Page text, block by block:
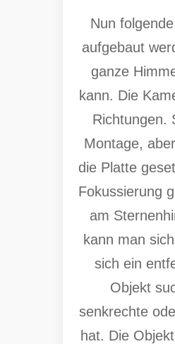
Nun
aufgebaut
ganze
kann. Die
Richtungen.
Montage,
die Platte
Fokussierung
am
kann man
sich ein
Objekt
senkrechte
hat. Die